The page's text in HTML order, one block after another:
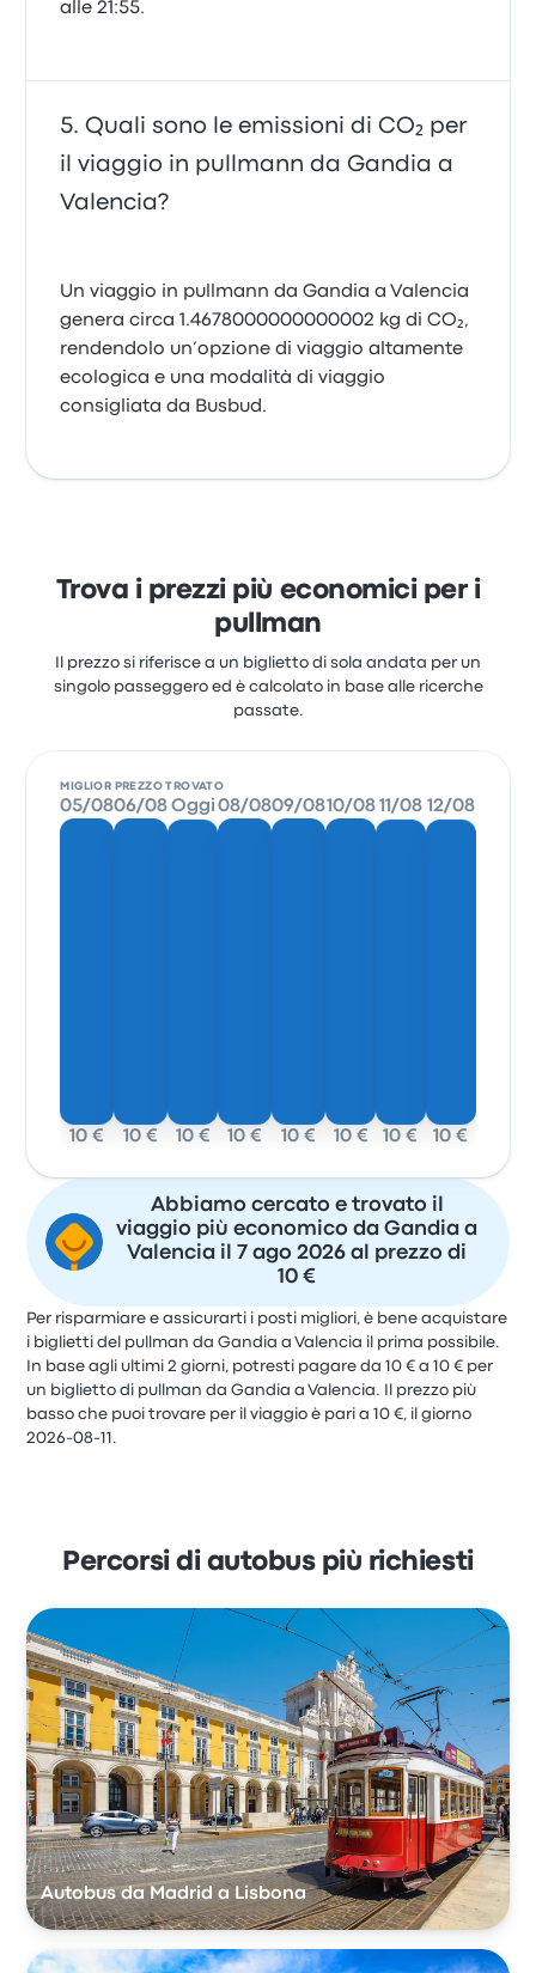
alle 21:55.
Quali sono le emissioni di CO₂ per
il viaggio in pullmann da Gandia a
Valencia?
Un viaggio in pullmann da Gandia a Valencia
genera circa 1.4678000000000002 kg di CO₂,
rendendolo un’opzione di viaggio altamente
ecologica e una modalità di viaggio
consigliata da Busbud.
Trova i prezzi più economici per i
pullman
Il prezzo si riferisce a un biglietto di sola andata per un
singolo passeggero ed è calcolato in base alle ricerche
passate.
MIGLIOR PREZZO TROVATO
05/08
10 €
06/08
10 €
Oggi
10 €
08/08
10 €
09/08
10 €
10/08
10 €
11/08
10 €
12/08
10 €
Abbiamo cercato e trovato il
viaggio più economico da Gandia a
Valencia il 7 ago 2026 al prezzo di
10 €
Per risparmiare e assicurarti i posti migliori, è bene acquistare
i biglietti del pullman da Gandia a Valencia il prima possibile.
In base agli ultimi 2 giorni, potresti pagare da 10 € a 10 € per
un biglietto di pullman da Gandia a Valencia. Il prezzo più
basso che puoi trovare per il viaggio è pari a 10 €, il giorno
2026-08-11.
Percorsi di autobus più richiesti
Autobus da Madrid a Lisbona